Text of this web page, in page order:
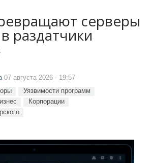
серверы
раздатчики
07 августа 2026 - 19:57
Уязвимости программ
Корпорации